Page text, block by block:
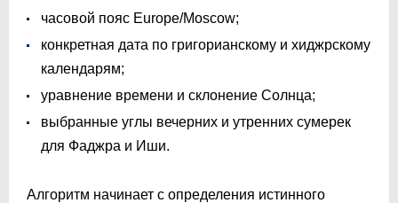
часовой пояс Europe/Moscow;
конкретная дата по григорианскому и хиджрскому
календарям;
уравнение времени и склонение Солнца;
выбранные углы вечерних и утренних сумерек
для Фаджра и Иши.
Алгоритм начинает с определения истинного